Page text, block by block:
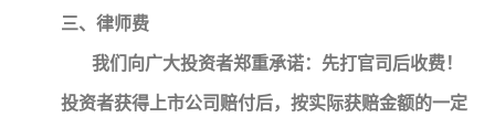
三、律师费
我们向广大投资者郑重承诺：先打官司后收费！
投资者获得上市公司赔付后，按实际获赔金额的一定